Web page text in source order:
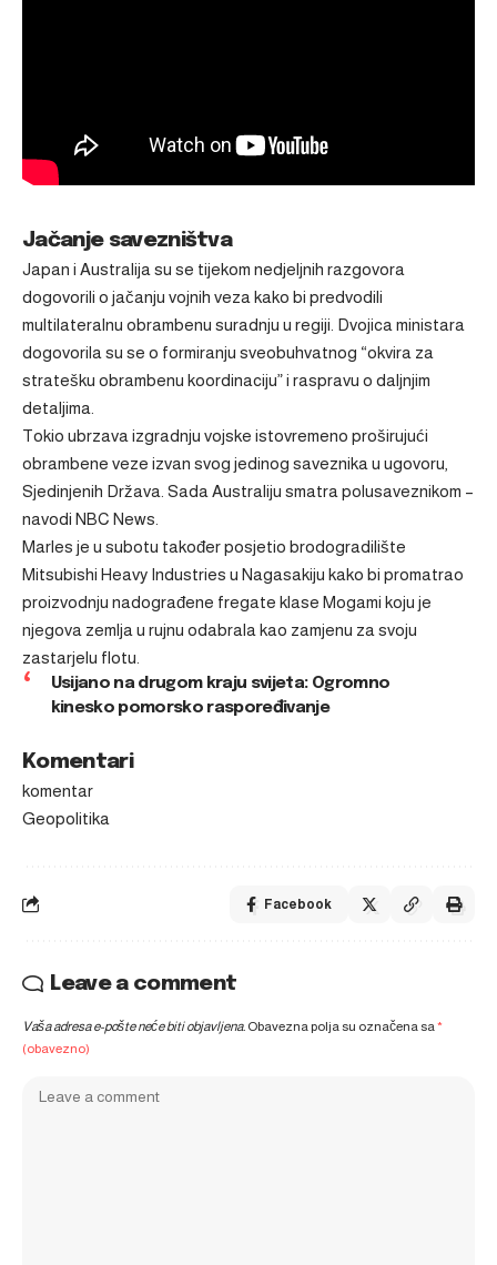
Jačanje savezništva
Japan i Australija su se tijekom nedjeljnih razgovora
dogovorili o jačanju vojnih veza kako bi predvodili
multilateralnu obrambenu suradnju u regiji. Dvojica ministara
dogovorila su se o formiranju sveobuhvatnog “okvira za
stratešku obrambenu koordinaciju” i raspravu o daljnjim
detaljima.
Tokio ubrzava izgradnju vojske istovremeno proširujući
obrambene veze izvan svog jedinog saveznika u ugovoru,
Sjedinjenih Država. Sada Australiju smatra polusaveznikom –
navodi NBC News.
Marles je u subotu također posjetio brodogradilište
Mitsubishi Heavy Industries u Nagasakiju kako bi promatrao
proizvodnju nadograđene fregate klase Mogami koju je
njegova zemlja u rujnu odabrala kao zamjenu za svoju
zastarjelu flotu.
Usijano na drugom kraju svijeta: Ogromno
kinesko pomorsko raspoređivanje
Komentari
komentar
Geopolitika
Facebook
Leave a comment
Vaša adresa e-pošte neće biti objavljena. Obavezna polja su označena sa *
(obavezno)